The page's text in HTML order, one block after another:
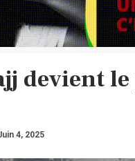
devient
4, 2025